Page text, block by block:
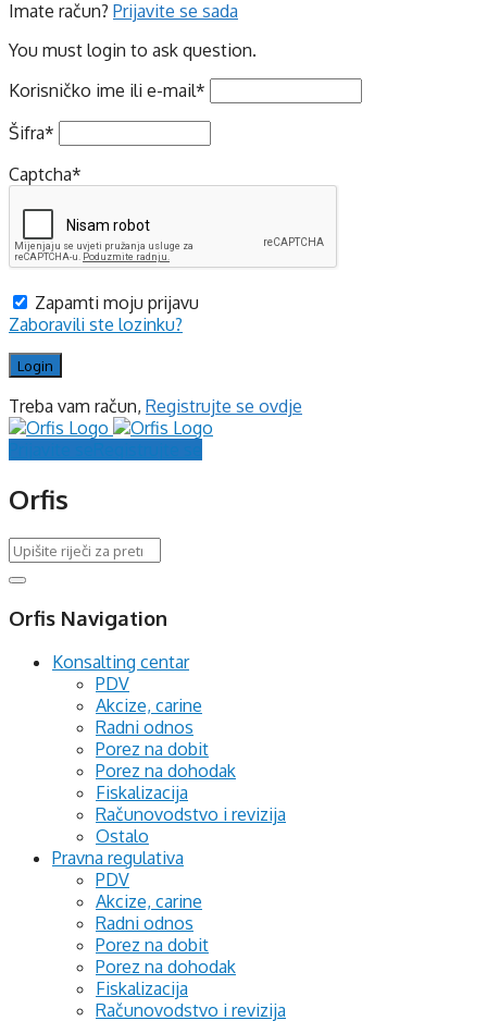
Imate račun? Prijavite se sada
You must login to ask question.
Korisničko ime ili e-mail*
Šifra*
Captcha*
Zapamti moju prijavu
Zaboravili ste lozinku?
Treba vam račun, Registrujte se ovdje
Orfis
Orfis Navigation
Konsalting centar
PDV
Akcize, carine
Radni odnos
Porez na dobit
Porez na dohodak
Fiskalizacija
Računovodstvo i revizija
Ostalo
Pravna regulativa
PDV
Akcize, carine
Radni odnos
Porez na dobit
Porez na dohodak
Fiskalizacija
Računovodstvo i revizija